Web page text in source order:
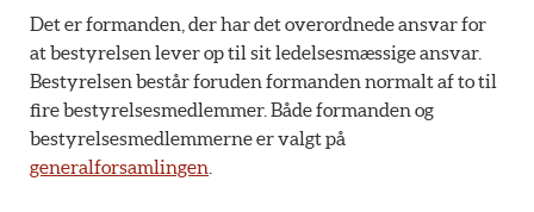
Det er formanden, der har det overordnede ansvar for
at bestyrelsen lever op til sit ledelsesmæssige ansvar.
Bestyrelsen består foruden formanden normalt af to til
fire bestyrelsesmedlemmer. Både formanden og
bestyrelsesmedlemmerne er valgt på
generalforsamlingen